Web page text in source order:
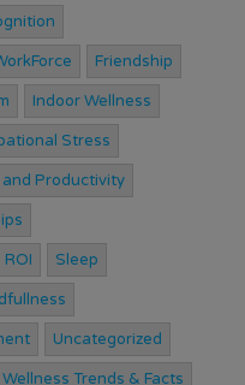
Friendship
Indoor Wellness
Stress
Productivity
ROI Sleep
Uncategorized
Wellness Trends & Facts